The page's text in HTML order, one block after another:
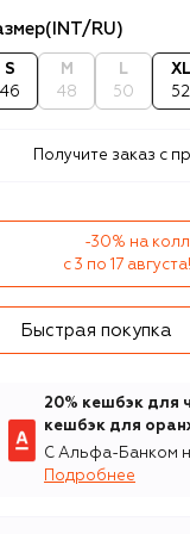
(INT/RU)
S
46
M
48
L
50
XL
52
Получите заказ с
-30% на
с 3 по 17 августа!
Быстрая покупка
20% кешбэк для
кешбэк для
С Альфа-Банком
Подробнее